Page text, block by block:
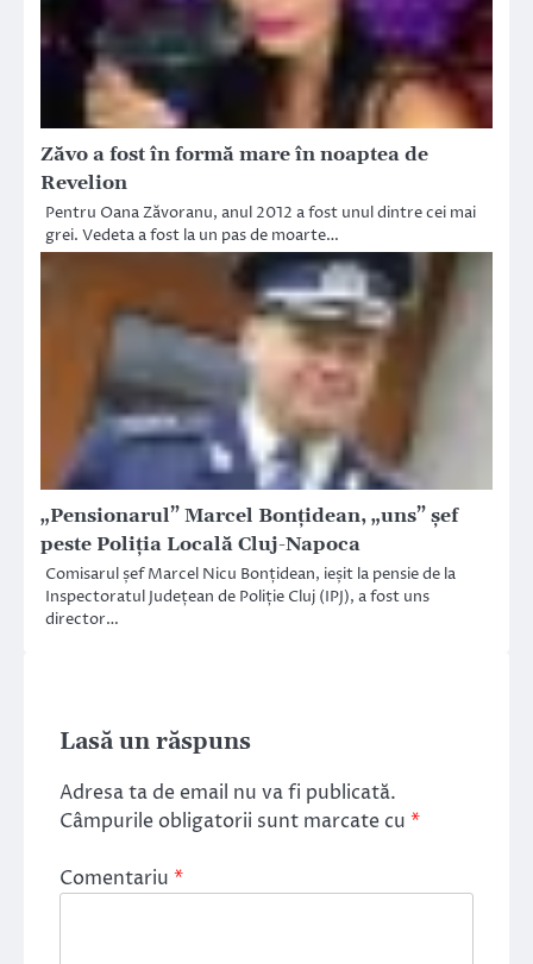
Zăvo a fost în formă mare în noaptea de
Revelion
Pentru Oana Zăvoranu, anul 2012 a fost unul dintre cei mai
grei. Vedeta a fost la un pas de moarte…
„Pensionarul” Marcel Bonțidean, „uns” șef
peste Poliția Locală Cluj-Napoca
Comisarul șef Marcel Nicu Bonțidean, ieșit la pensie de la
Inspectoratul Județean de Poliție Cluj (IPJ), a fost uns
director…
Lasă un răspuns
Adresa ta de email nu va fi publicată.
Câmpurile obligatorii sunt marcate cu *
Comentariu *